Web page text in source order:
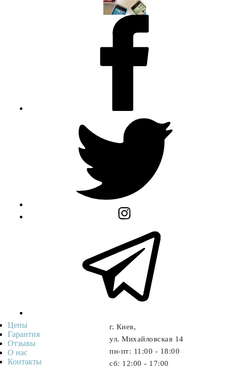
г. Киев,
ул. Михайловская 14
пн-пт: 11:00 - 18:00
cб: 12:00 - 17:00
Цены
Гарантия
Отзывы
О нас
Контакты